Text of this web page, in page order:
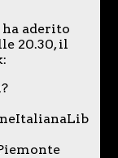
aderito
20.30, il